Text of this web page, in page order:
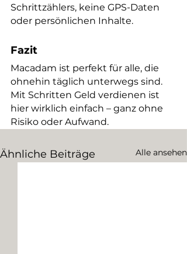
Schrittzählers, keine GPS-Daten
oder persönlichen Inhalte.
Fazit
Macadam ist perfekt für alle, die
ohnehin täglich unterwegs sind.
Mit Schritten Geld verdienen ist
hier wirklich einfach – ganz ohne
Risiko oder Aufwand.
Ähnliche Beiträge Alle ansehen